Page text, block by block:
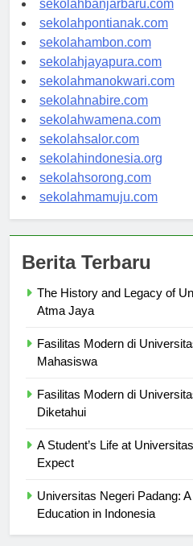
sekolahbanjarbaru.com
sekolahpontianak.com
sekolahambon.com
sekolahjayapura.com
sekolahmanokwari.com
sekolahnabire.com
sekolahwamena.com
sekolahsalor.com
sekolahindonesia.org
sekolahsorong.com
The History and Legacy of
Fasilitas Modern di
Fasilitas Modern di
A Student’s Life at
Universitas Negeri Padang: A